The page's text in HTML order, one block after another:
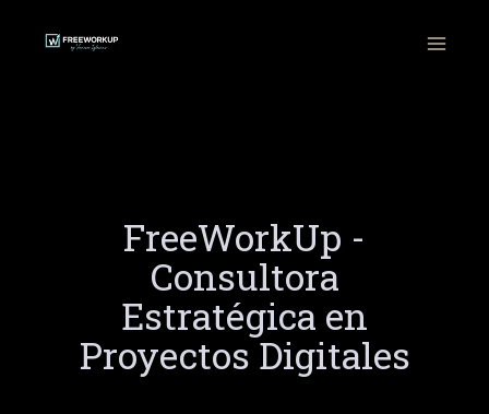
FreeWorkUp -
Consultora
Estratégica en
Proyectos Digitales